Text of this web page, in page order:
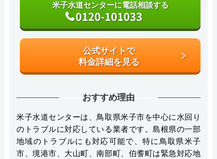
米子水道センターに電話相談する
0120-101033
公式サイトで
料金詳細を見る
おすすめ理由
米子水道センターは、鳥取県米子市を中心に水回り
のトラブルに対応している業者です。島根県の一部
地域のトラブルにも対応可能で、特に鳥取県米子
市、境港市、大山町、南部町、伯耆町は緊急対応地